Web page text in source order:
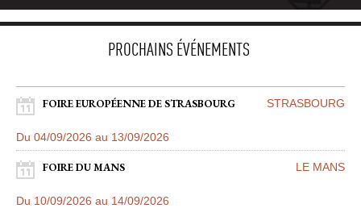
PROCHAINS ÉVÉNEMENTS
FOIRE EUROPÉENNE DE STRASBOURG STRASBOURG
Du 04/09/2026 au 13/09/2026
FOIRE DU MANS LE MANS
Du 10/09/2026 au 14/09/2026